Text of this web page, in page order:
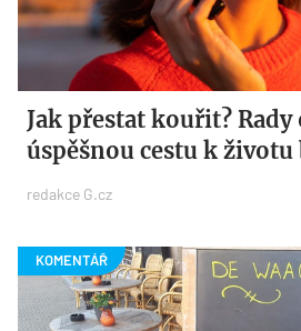
Jak přestat kouřit?
úspěšnou cestu k životu
redakce G.cz